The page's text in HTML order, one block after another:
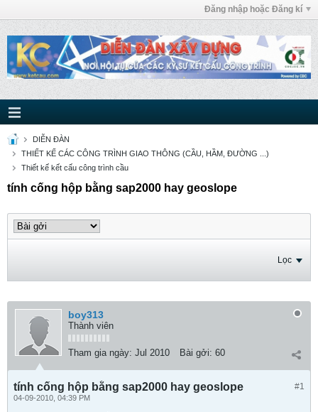
Đăng nhập hoặc Đăng kí
DIỄN ĐÀN
THIẾT KẾ CÁC CÔNG TRÌNH GIAO THÔNG (CẦU, HẦM, ĐƯỜNG ...)
Thiết kế kết cấu công trình cầu
tính cống hộp bằng sap2000 hay geoslope
Lọc
boy313
Thành viên
Tham gia ngày: Jul 2010 Bài gởi: 60
#1
tính cống hộp bằng sap2000 hay geoslope
04-09-2010, 04:39 PM